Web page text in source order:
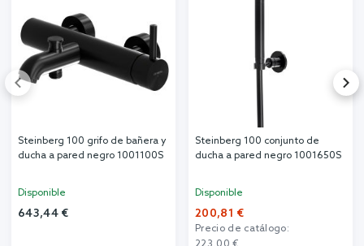
Steinberg 100 grifo de bañera y
ducha a pared negro 1001100S
Disponible
643,44 €
Steinberg 100 conjunto de
ducha a pared negro 1001650S
Disponible
200,81 €
Precio de catálogo: